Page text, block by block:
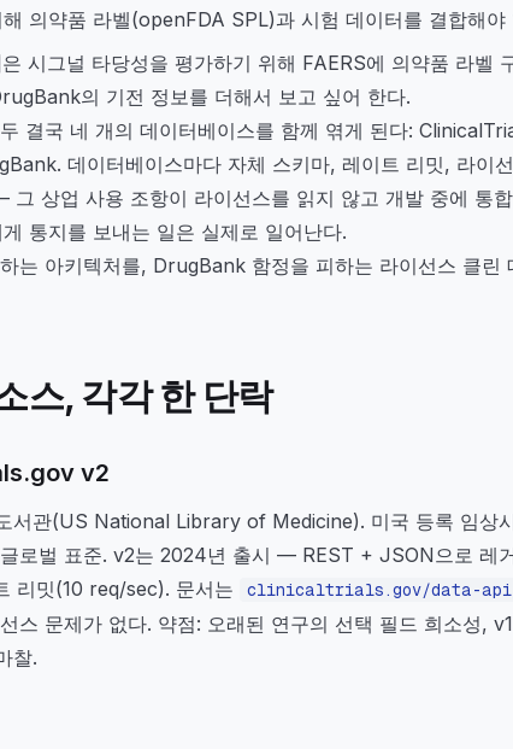
의약품 라벨(openFDA SPL)과 시험 데이터를 결합해야
은 시그널 타당성을 평가하기 위해 FAERS에 의약품 라벨
의 기전 정보를 더해서 보고 싶어 한다.
결국 네 개의 데이터베이스를 함께 엮게 된다:
데이터베이스마다 자체 스키마, 레이트 리밋, 라이
상업 사용 조항이 라이선스를 읽지 않고 개발 중에 통
통지를 보내는 일은 실제로 일어난다.
는 아키텍처를, DrugBank 함정을 피하는 라이선스 클린
스, 각각 한 단락
v2
서관(US National Library of Medicine). 미국 등록 임상
로벌 표준. v2는 2024년 출시 — REST + JSON으로 레
리밋(10 req/sec). 문서는
clinicaltrials.gov/data-
스 문제가 없다. 약점: 오래된 연구의 선택 필드 희소성,
찰.